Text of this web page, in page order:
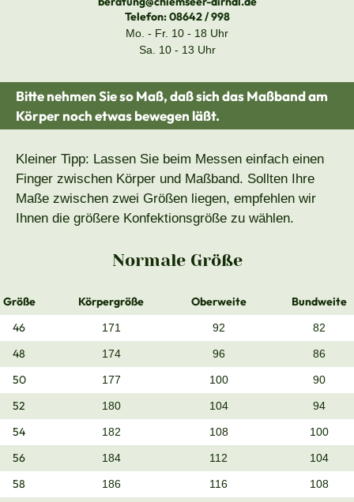
Telefon:08642 / 998
Mo. - Fr. 10 - 18 Uhr
Sa. 10 - 13 Uhr
Bitte nehmen Sie so Maß, daß sich das Maßband am
Körper noch etwas bewegen läßt.
Kleiner Tipp: Lassen Sie beim Messen einfach einen
Finger zwischen Körper und Maßband. Sollten Ihre
Maße zwischen zwei Größen liegen, empfehlen wir
Ihnen die größere Konfektionsgröße zu wählen.
Normale Größe
Größe Körpergröße Oberweite
Bundweite
46
171 92 82
48 174 96 86
50 177 100 90
52 180 104 94
54 182 108 100
56 184 112 104
58 186 116 108